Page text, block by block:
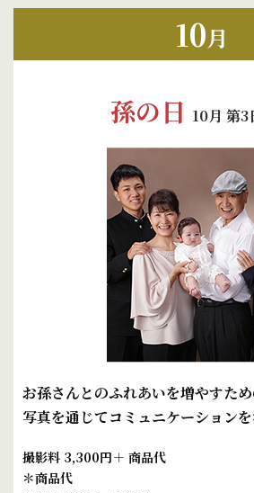
10月
孫の日 10月 第3
お孫さんとのふれあいを増やすため
写真を通じてコミュニケーションを
撮影料 3,300円＋ 商品代
＊商品代